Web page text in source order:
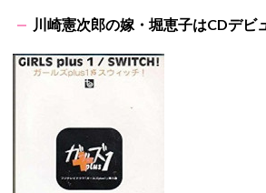
川崎憲次郎の嫁・ 堀恵子はCDデビ